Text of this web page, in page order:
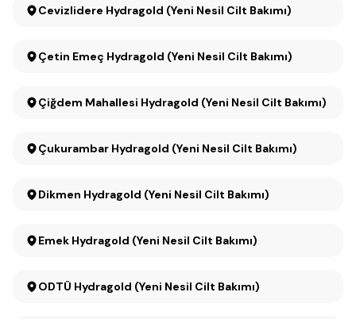
Cevizlidere Hydragold (Yeni Nesil Cilt Bakımı)
Çetin Emeç Hydragold (Yeni Nesil Cilt Bakımı)
Çiğdem Mahallesi Hydragold (Yeni Nesil Cilt Bakımı)
Çukurambar Hydragold (Yeni Nesil Cilt Bakımı)
Dikmen Hydragold (Yeni Nesil Cilt Bakımı)
Emek Hydragold (Yeni Nesil Cilt Bakımı)
ODTÜ Hydragold (Yeni Nesil Cilt Bakımı)